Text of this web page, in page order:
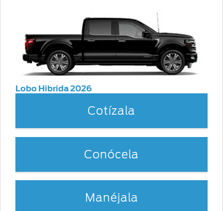
Lobo Hibrida 2026
Cotízala
Conócela
Manéjala